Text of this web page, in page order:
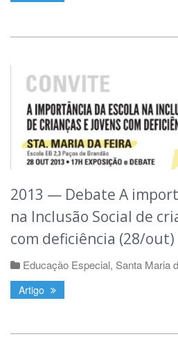
2013 — Debate A
na Inclusão Social de
com deficiência (28/out)
Educação Especial, Santa Maria
Artigo